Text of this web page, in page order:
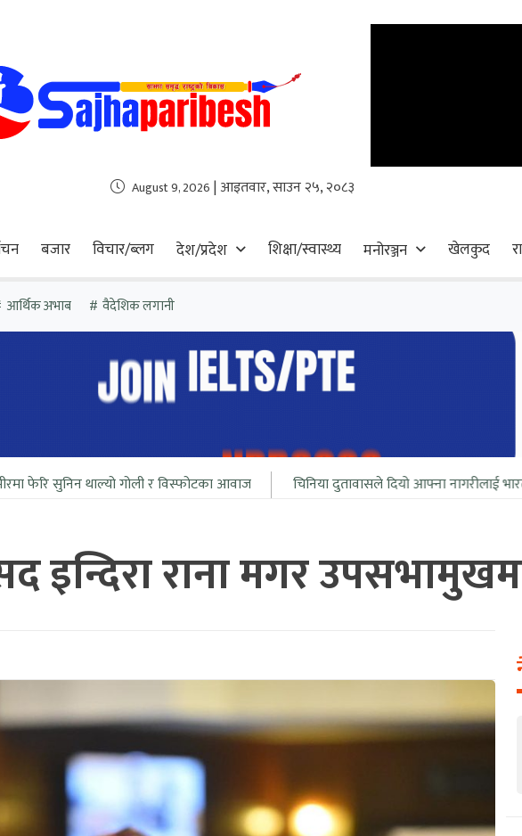
August 9, 2026 | आइतवार, साउन २५, २०८३
बजार विचार/ब्लग देश/प्रदेश शिक्षा/स्वास्थ्य मनोरञ्जन खेलकुद
आर्थिक अभाब वैदेशिक लगानी
गोली र विस्फोटका आवाज चिनिया दुतावासले दियो आफ्ना नागरीलाई भारत सिमा नाकामा
इन्दिरा राना मगर